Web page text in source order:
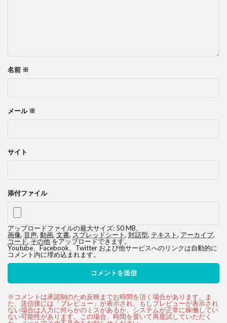
名前 ※
メール ※
サイト
添付ファイル
アップロードファイルの最大サイズ: 50 MB。
画像, 音声, 動画, 文書, スプレッドシート, 対話型, テキスト, アーカイブ,
コード,その他をアップロードできます。
Youtube、Facebook、Twitter および他サービスへのリンクは自動的に
コメント内に埋め込まれます。